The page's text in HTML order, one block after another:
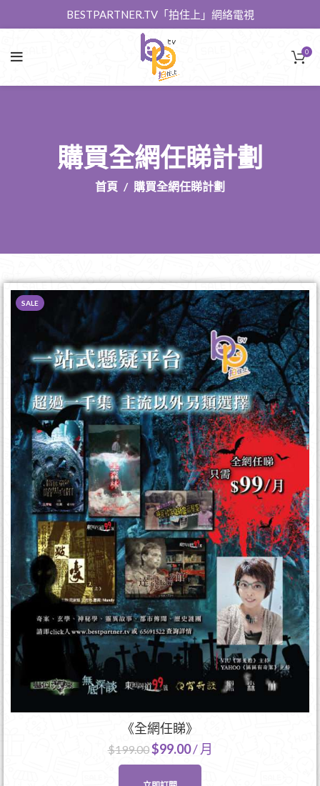
BESTPARTNER.TV「拍住上」網絡電視
0
購買全網任睇計劃
首頁 購買全網任睇計劃
SALE
《全網任睇》
$199.00$99.00/ 月